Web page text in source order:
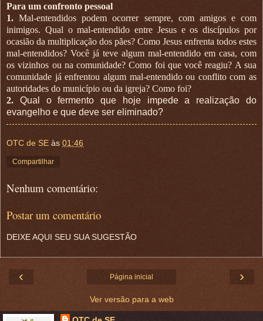
Para um confronto pessoal
1. Mal-entendidos podem ocorrer sempre, com amigos e com
inimigos. Qual o mal-entendido entre Jesus e os discípulos por
ocasião da multiplicação dos pães? Como Jesus enfrenta todos estes
mal-entendidos? Você já teve algum mal-entendido em casa, com
os vizinhos ou na comunidade? Como foi que você reagiu? A sua
comunidade já enfrentou algum mal-entendido ou conflito com as
autoridades do município ou da igreja? Como foi?
2. Qual o fermento que hoje impede a realização do
evangelho e que deve ser eliminado?
OTC de SE às 01:46
Compartilhar
Nenhum comentário:
Postar um comentário
DEIXE AQUI SEU SUA SUGESTÃO
‹ ›
Página inicial
Ver versão para a web